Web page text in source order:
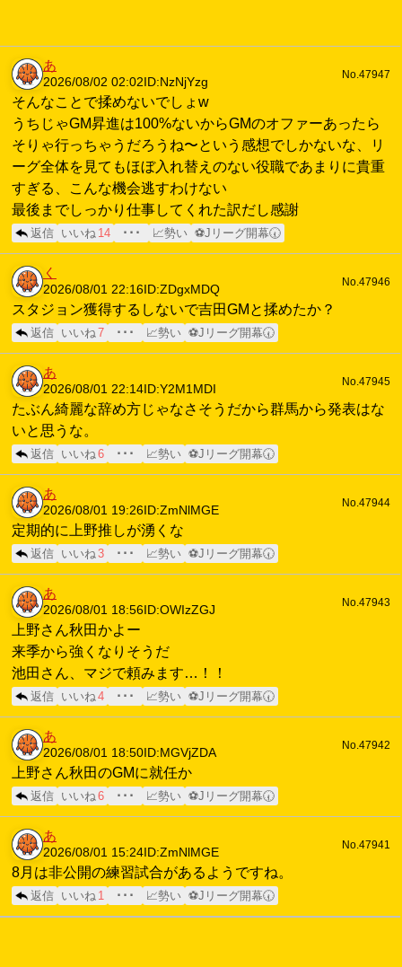
あ
2026/08/02 02:02 ID:NzNjYzg
No.47947
そんなことで揉めないでしょw
うちじゃGM昇進は100%ないからGMのオファーあったら
そりゃ行っちゃうだろうね〜という感想でしかないな、リ
ーグ全体を見てもほぼ入れ替えのない役職であまりに貴重
すぎる、こんな機会逃すわけない
最後までしっかり仕事してくれた訳だし感謝
返信 いいね 14 ･･･ 📈勢い ⚽Jリーグ開幕🕢
く
2026/08/01 22:16 ID:ZDgxMDQ
No.47946
スタジョン獲得するしないで吉田GMと揉めたか？
返信 いいね7 ･･･ 📈勢い ⚽Jリーグ開幕🕢
あ
2026/08/01 22:14 ID:Y2M1MDI
No.47945
たぶん綺麗な辞め方じゃなさそうだから群馬から発表はな
いと思うな。
返信 いいね6 ･･･ 📈勢い ⚽Jリーグ開幕🕢
あ
2026/08/01 19:26 ID:ZmNlMGE
No.47944
定期的に上野推しが湧くな
返信 いいね3 ･･･ 📈勢い ⚽Jリーグ開幕🕢
あ
2026/08/01 18:56 ID:OWIzZGJ
No.47943
上野さん秋田かよー
来季から強くなりそうだ
池田さん、マジで頼みます…！！
返信 いいね4 ･･･ 📈勢い ⚽Jリーグ開幕🕢
あ
2026/08/01 18:50 ID:MGVjZDA
No.47942
上野さん秋田のGMに就任か
返信 いいね6 ･･･ 📈勢い ⚽Jリーグ開幕🕢
あ
2026/08/01 15:24 ID:ZmNlMGE
No.47941
8月は非公開の練習試合があるようですね。
返信 いいね 1 ･･･ 📈勢い ⚽Jリーグ開幕🕢